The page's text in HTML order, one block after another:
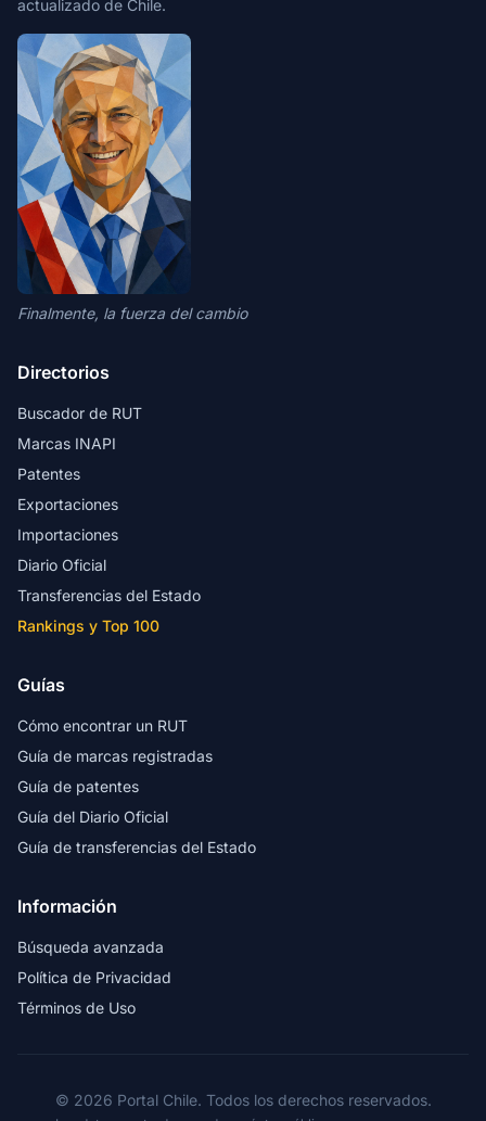
actualizado de Chile.
Finalmente, la fuerza del cambio
Directorios
Buscador de RUT
Marcas INAPI
Patentes
Exportaciones
Importaciones
Diario Oficial
Transferencias del Estado
Rankings y Top 100
Guías
Cómo encontrar un RUT
Guía de marcas registradas
Guía de patentes
Guía del Diario Oficial
Guía de transferencias del Estado
Información
Búsqueda avanzada
Política de Privacidad
Términos de Uso
© 2026 Portal Chile. Todos los derechos reservados.